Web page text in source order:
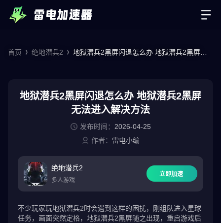
首页 绝地潜兵2
地狱潜兵2黑屏闪退怎么办 地狱潜兵2黑屏无
地狱潜兵2黑屏闪退怎么办 地狱潜兵2黑屏
无法进入解决方法
发布时间： 2026-04-25
作者： 雷电小编
绝地潜兵2
多人游戏
立即加速
不少玩家玩地狱潜兵2时会遇到这样的困扰，刚组队进入星球
任务，画面突然定格，地狱潜兵2黑屏随之出现，重启游戏后